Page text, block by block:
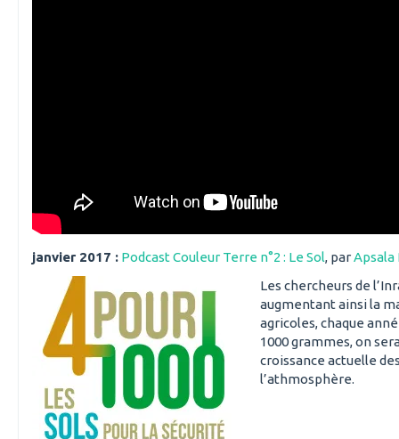
janvier 2017 : Podcast Couleur Terre n°2 : Le Sol, parApsala
Les chercheurs de
augmentant ainsi la
agricoles, chaque
1000 grammes, on
croissance actuelle
l’athmosphère.